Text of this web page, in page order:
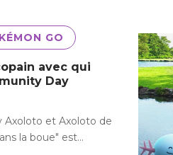
GO
avec qui
Day
Axoloto et Axoloto de
la boue" est…